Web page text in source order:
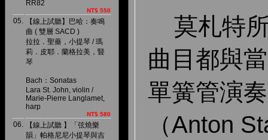
RR82
NT$ 550
05.
【線上試聽】巴哈：奏鳴
曲 ( 雙層 SACD )
拉拉．聖薔，小提琴 / 瑪
莉．皮耶．蘭格拉美，豎
琴
Bach：Sonatas
Lara St. John, violin /
Marie-Pierre Langlamet,
harp
NT$ 580
06.
【線上試聽 】「弦燒樂
韻」帕格尼尼小提琴與吉
莫札特
曲目都與
單簧管演
（Anton